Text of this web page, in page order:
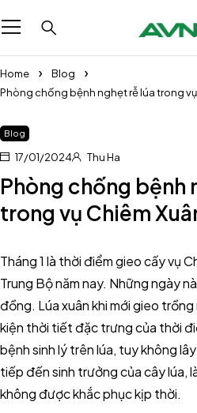
Home
Blog
Phòng chống bệnh nghẹt rễ lúa trong
Blog
17/01/2024 Thu Ha
Phòng chống bệnh
trong vụ Chiêm
Tháng 1 là thời điểm gieo cấy vụ
Trung Bộ năm nay. Những ngày
đồng. Lúa xuân khi mới gieo
kiện thời tiết đặc trưng của thời
bệnh sinh lý trên lúa, tuy không
tiếp đến sinh trưởng của cây lúa,
không được khắc phục kịp thời.